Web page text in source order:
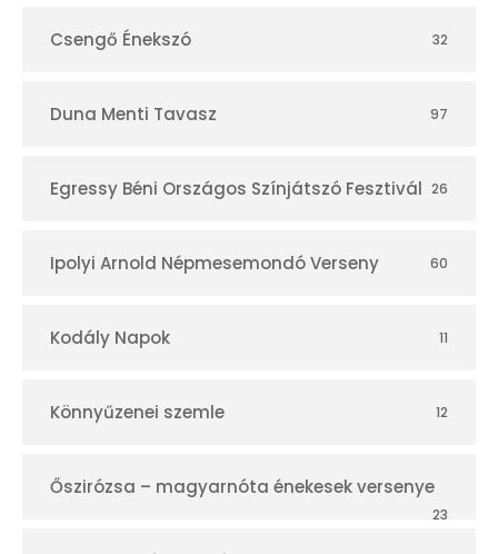
Csengő Énekszó 32
Duna Menti Tavasz 97
Egressy Béni Országos Színjátszó Fesztivál 26
Ipolyi Arnold Népmesemondó Verseny 60
Kodály Napok 11
Könnyűzenei szemle 12
Őszirózsa – magyarnóta énekesek versenye
23